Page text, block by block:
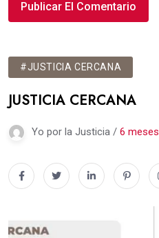
#JUSTICIA CERCANA
JUSTICIA CERCANA
Yo por la Justicia / 6 meses